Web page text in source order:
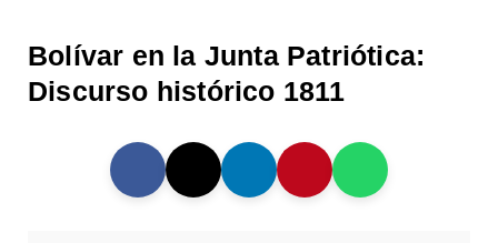
Bolívar en la Junta Patriótica:
Discurso histórico 1811